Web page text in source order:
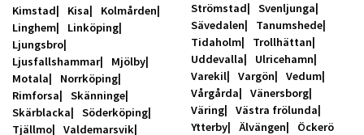
Kimstad Kisa
Kolmården
Linghem
Linköping
Ljungsbro
Ljusfallshammar
Mjölby
Motala
Norrköping
Rimforsa
Skänninge
Skärblacka
Söderköping
Tjällmo
Valdemarsvik
Strömstad
Svenljunga
Sävedalen
Tanumshede
Tidaholm
Trollhättan
Uddevalla
Ulricehamn
Varekil
Vargön
Vedum
Vårgårda
Vänersborg
Väring
Västra frölunda
Ytterby
Älvängen Öckerö